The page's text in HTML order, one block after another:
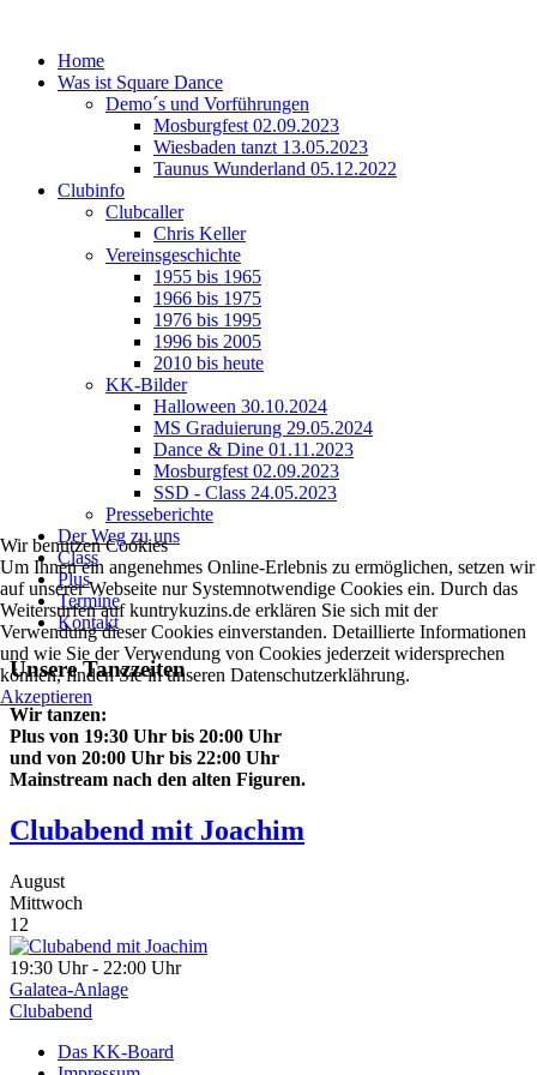
Home
Was ist Square Dance
Demo´s und Vorführungen
Mosburgfest 02.09.2023
Wiesbaden tanzt 13.05.2023
Taunus Wunderland 05.12.2022
Clubinfo
Clubcaller
Chris Keller
Vereinsgeschichte
1955 bis 1965
1966 bis 1975
1976 bis 1995
1996 bis 2005
2010 bis heute
KK-Bilder
Halloween 30.10.2024
MS Graduierung 29.05.2024
Dance & Dine 01.11.2023
Mosburgfest 02.09.2023
SSD - Class 24.05.2023
Presseberichte
Der Weg zu uns
Class
Plus
Termine
Kontakt
Unsere Tanzzeiten
Wir tanzen:
Plus von 19:30 Uhr bis 20:00 Uhr
und von 20:00 Uhr bis 22:00 Uhr
Mainstream nach den alten Figuren.
Clubabend mit Joachim
August
Mittwoch
12
19:30 Uhr - 22:00 Uhr
Galatea-Anlage
Clubabend
Das KK-Board
Wir benutzen Cookies
Um Ihnen ein angenehmes Online-Erlebnis zu ermöglichen, setzen wir
auf unserer Webseite nur Systemnotwendige Cookies ein. Durch das
Weitersurfen auf kuntrykuzins.de erklären Sie sich mit der
Verwendung dieser Cookies einverstanden. Detaillierte Informationen
und wie Sie der Verwendung von Cookies jederzeit widersprechen
können, finden Sie in unseren Datenschutzerklährung.
Akzeptieren